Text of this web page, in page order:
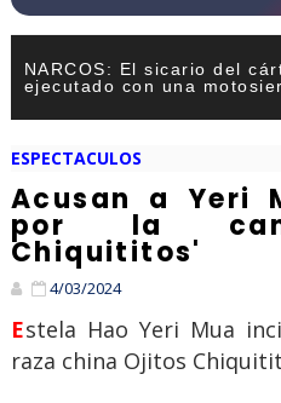
NARCOS: El sicario del
ejecutado con una
ESPECTACULOS
Acusan a Yeri
por la
Chiquititos'
4/03/2024
Estela Hao Yeri Mua incitar el racismo hacia la
raza china Ojitos